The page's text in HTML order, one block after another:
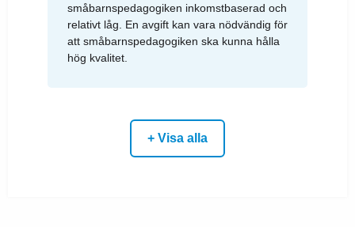
småbarnspedagogiken inkomstbaserad och
relativt låg. En avgift kan vara nödvändig för
att småbarnspedagogiken ska kunna hålla
hög kvalitet.
+ Visa alla